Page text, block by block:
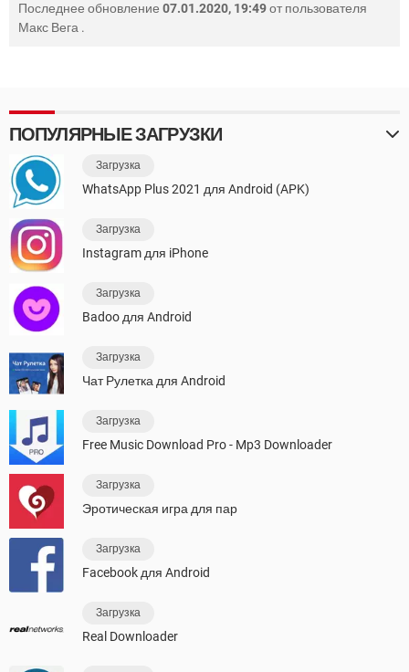
Последнее обновление 07.01.2020, 19:49от пользователя
Макс Вега .
ПОПУЛЯРНЫЕ ЗАГРУЗКИ
Загрузка
WhatsApp Plus 2021 для Android (APK)
Загрузка
Instagram для iPhone
Загрузка
Badoo для Android
Загрузка
Чат Рулетка для Android
Загрузка
Free Music Download Pro - Mp3 Downloader
Загрузка
Эротическая игра для пар
Загрузка
Facebook для Android
Загрузка
Real Downloader